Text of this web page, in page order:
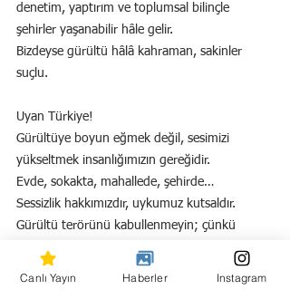
denetim, yaptırım ve toplumsal bilinçle
şehirler yaşanabilir hâle gelir.
Bizdeyse gürültü hâlâ kahraman, sakinler
suçlu.
Uyan Türkiye!
Gürültüye boyun eğmek değil, sesimizi
yükseltmek insanlığımızın gereğidir.
Evde, sokakta, mahallede, şehirde…
Sessizlik hakkımızdır, uykumuz kutsaldır.
Gürültü terörünü kabullenmeyin; çünkü
geleceği de susturulur.
Canlı Yayın Haberler Instagram